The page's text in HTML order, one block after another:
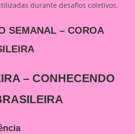
durante desafios coletivos.
SEMANAL – COROA
– CONHECENDO